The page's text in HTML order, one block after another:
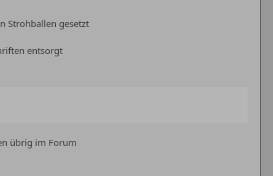
Strohballen gesetzt
entsorgt
übrig im Forum